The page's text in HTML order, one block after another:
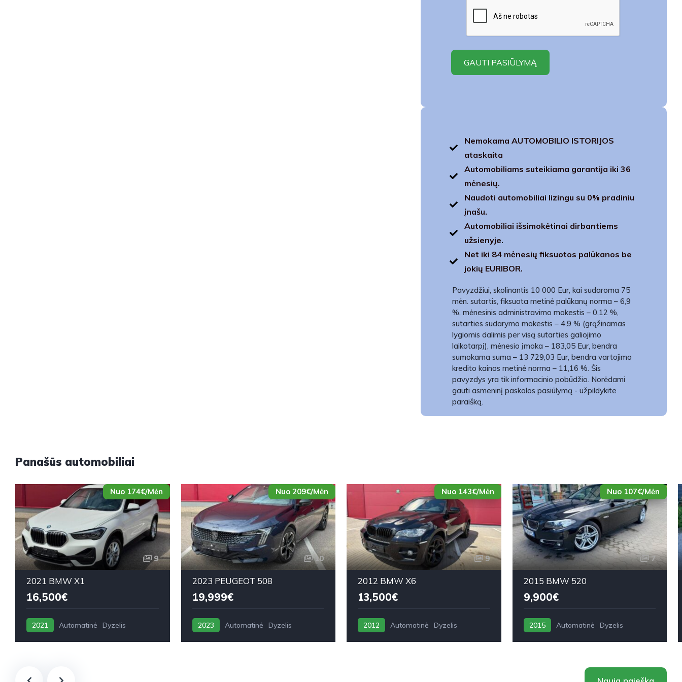
Nemokama AUTOMOBILIO ISTORIJOS
ataskaita
Automobiliams suteikiama garantija iki 36
mėnesių.
Naudoti automobiliai lizingu su 0% pradiniu
įnašu.
Automobiliai išsimokėtinai dirbantiems
užsienyje.
Net iki 84 mėnesių fiksuotos palūkanos be
jokių EURIBOR.
Pavyzdžiui, skolinantis 10 000 Eur, kai sudaroma 75
mėn. sutartis, fiksuota metinė palūkanų norma – 6,9
%, mėnesinis administravimo mokestis – 0,12 %,
sutarties sudarymo mokestis – 4,9 % (grąžinamas
lygiomis dalimis per visą sutarties galiojimo
laikotarpį), mėnesio įmoka – 183,05 Eur, bendra
sumokama suma – 13 729,03 Eur, bendra vartojimo
kredito kainos metinė norma – 11,16 %. Šis
pavyzdys yra tik informacinio pobūdžio. Norėdami
gauti asmeninį paskolos pasiūlymą - užpildykite
paraišką.
Panašūs automobiliai
Nuo 174€/Mėn
9
2021 BMW X1
16,500€
2021 Automatinė Dyzelis
Nuo 209€/Mėn
10
2023 PEUGEOT 508
19,999€
2023 Automatinė Dyzelis
Nuo 143€/Mėn
9
2012 BMW X6
13,500€
2012 Automatinė Dyzelis
Nuo 107€/Mėn
7
2015 BMW 520
9,900€
2015 Automatinė Dyzelis